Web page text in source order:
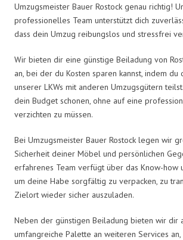
Umzugsmeister Bauer Rostock genau richtig!
professionelles Team unterstützt dich
dass dein Umzug reibungslos und stressfrei
Wir bieten dir eine günstige Beiladung von
an, bei der du Kosten sparen kannst, indem du
unserer LKWs mit anderen Umzugsgütern
dein Budget schonen, ohne auf eine
verzichten zu müssen.
Bei Umzugsmeister Bauer Rostock legen wir
Sicherheit deiner Möbel und persönlichen
erfahrenes Team verfügt über das Know-how
um deine Habe sorgfältig zu verpacken, zu
Zielort wieder sicher auszuladen.
Neben der günstigen Beiladung bieten wir dir
umfangreiche Palette an weiteren Services